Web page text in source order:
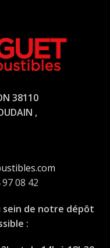
38110
,
08 42
sein de notre dépôt
: